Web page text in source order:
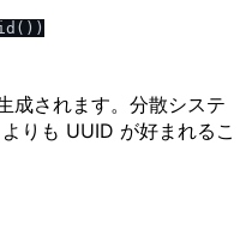
成されます。分散システ
りも UUID が好まれるこ